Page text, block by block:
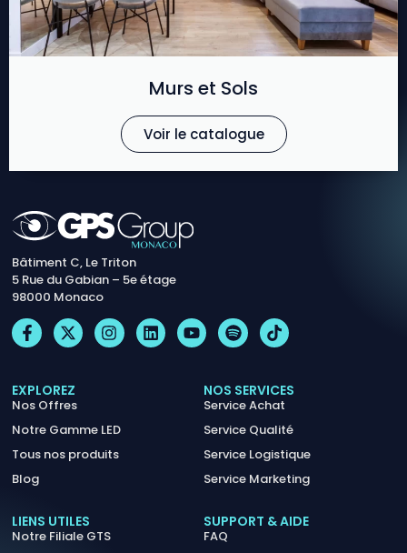
Murs et Sols
Voir le catalogue
Bâtiment C, Le Triton
5 Rue du Gabian – 5e étage
98000 Monaco
EXPLOREZ
Nos Offres
Notre Gamme LED
Tous nos produits
Blog
NOS SERVICES
Service Achat
Service Qualité
Service Logistique
Service Marketing
LIENS UTILES
Notre Filiale GTS
SUPPORT & AIDE
FAQ